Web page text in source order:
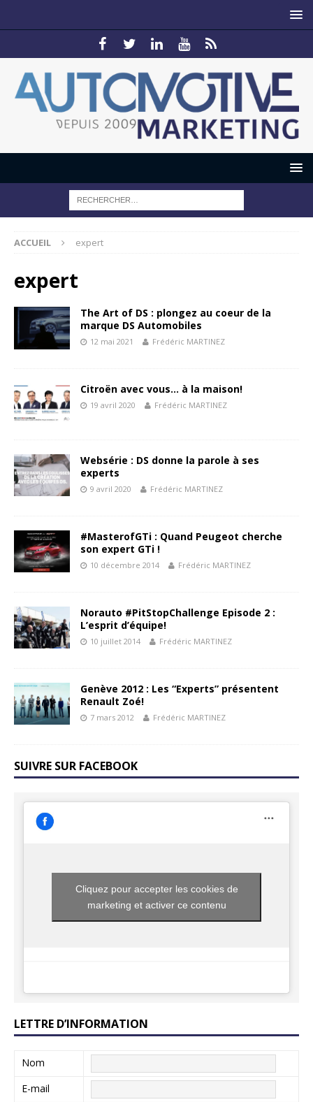
ACCUEIL expert
expert
The Art of DS : plongez au coeur de la
marque DS Automobiles
12 mai 2021 Frédéric MARTINEZ
Citroën avec vous… à la maison!
19 avril 2020 Frédéric MARTINEZ
Websérie : DS donne la parole à ses
experts
9 avril 2020 Frédéric MARTINEZ
#MasterofGTi : Quand Peugeot cherche
son expert GTi !
10 décembre 2014 Frédéric MARTINEZ
Norauto #PitStopChallenge Episode 2 :
L’esprit d’équipe!
10 juillet 2014 Frédéric MARTINEZ
Genève 2012 : Les “Experts” présentent
Renault Zoé!
7 mars 2012 Frédéric MARTINEZ
SUIVRE SUR FACEBOOK
Cliquez pour accepter les cookies de
marketing et activer ce contenu
LETTRE D’INFORMATION
Nom
E-mail